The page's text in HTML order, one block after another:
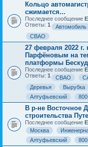
Кольцо
сжимается...
Последнее сообщение
Ответы: 1 Автомобиль
СВАО
27 февраля 2022 г.
Парфёновым на
платформы
Последнее сообщение
Ответы: 1 СВАО
Деревья
Вырубка
Алтуфьевский
В р-не Восточное
строительства
Последнее сообщение
Москва
Алтуфьевский